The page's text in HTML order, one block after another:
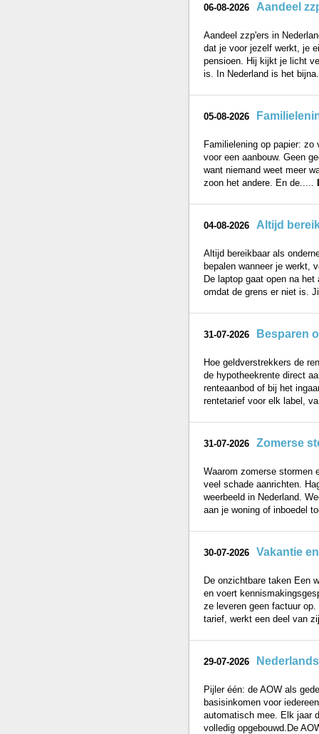
06-08-2026 Aandeel
Aandeel zzp'ers in
dat je voor jezelf werkt, je
pensioen. Hij kijkt je licht
is. In Nederland is het
05-08-2026
Familielening op papier:
voor een aanbouw. Geen
want niemand weet meer
zoon het andere. En de.....
04-08-2026 Altijd
Altijd bereikbaar als
bepalen wanneer je werkt,
De laptop gaat open na
omdat de grens er niet is.
31-07-2026 Besparen
Hoe geldverstrekkers de
de hypotheekrente direct
renteaanbod of bij het
rentetarief voor elk label,
31-07-2026 Zomerse
Waarom zomerse stormen
veel schade aanrichten.
weerbeeld in Nederland.
aan je woning of inboedel
30-07-2026 Vakantie
De onzichtbare taken Een
en voert
ze leveren geen factuur
tarief, werkt een deel van
29-07-2026
Pijler één: de AOW als
basisinkomen voor
automatisch mee. Elk jaar
volledig opgebouwd.De